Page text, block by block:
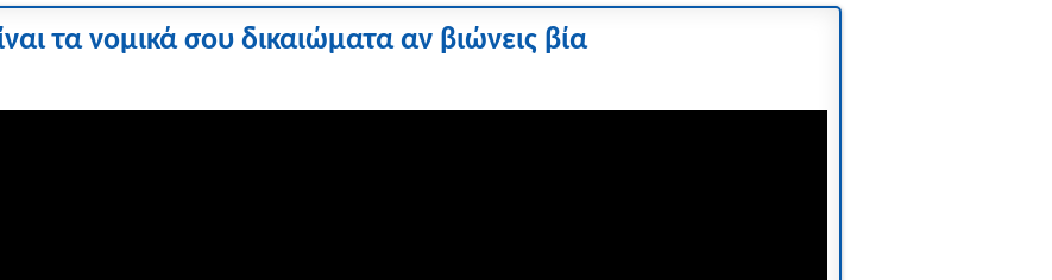
τα νομικά σου δικαιώματα αν βιώνεις βία